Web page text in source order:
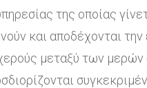
της οποίας
και αποδέχονται
μεταξύ των